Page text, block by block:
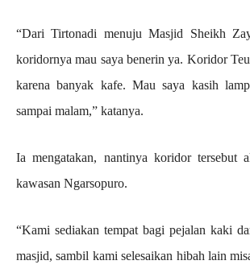
“Dari Tirtonadi menuju Masjid Sheikh
koridornya mau saya benerin ya. Koridor
karena banyak kafe. Mau saya kasih
sampai malam,” katanya.
Ia mengatakan, nantinya koridor tersebut
kawasan Ngarsopuro.
“Kami sediakan tempat bagi pejalan kaki
masjid, sambil kami selesaikan hibah lain